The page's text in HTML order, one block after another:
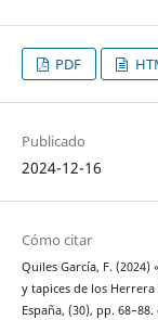
PDF
Publicado
2024-12-16
Cómo citar
Quiles García, F.
y tapices de los
España, (30), pp.